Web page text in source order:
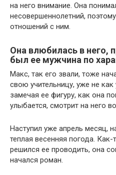
на него внимание. Она
несовершеннолетний,
отношений с ним.
Она влюбилась в него,
был ее мужчина по
Макс, так его звали, тоже
свою учительницу, уже не
замечая ее фигуру, как она
улыбается, смотрит на него
Наступил уже апрель месяц,
теплая весенняя погода. Как-
решился ее проводить, она
начался роман.